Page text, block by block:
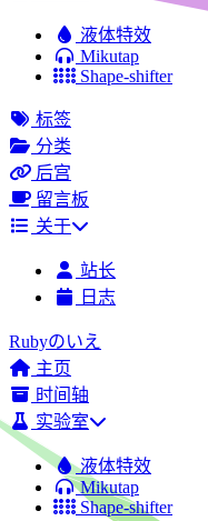
液体特效
Mikutap
Shape-shifter
标签
分类
后宫
留言板
关于
站长
日志
Rubyのいえ
主页
时间轴
实验室
液体特效
Mikutap
Shape-shifter